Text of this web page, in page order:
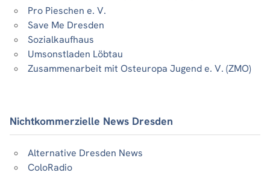
Pro Pieschen e. V.
Save Me Dresden
Sozialkaufhaus
Umsonstladen Löbtau
Zusammenarbeit mit Osteuropa Jugend e. V. (ZMO)
Nichtkommerzielle News Dresden
Alternative Dresden News
ColoRadio